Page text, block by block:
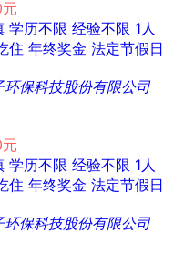
学历不限 经验不限 1人
住 年终奖金 法定节假日
环保科技股份有限公司
学历不限 经验不限 1人
住 年终奖金 法定节假日
环保科技股份有限公司